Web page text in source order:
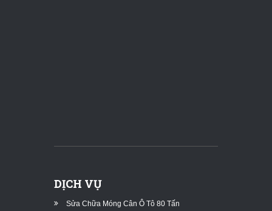
DỊCH VỤ
Sửa Chữa Móng Cân Ô Tô 80 Tấn